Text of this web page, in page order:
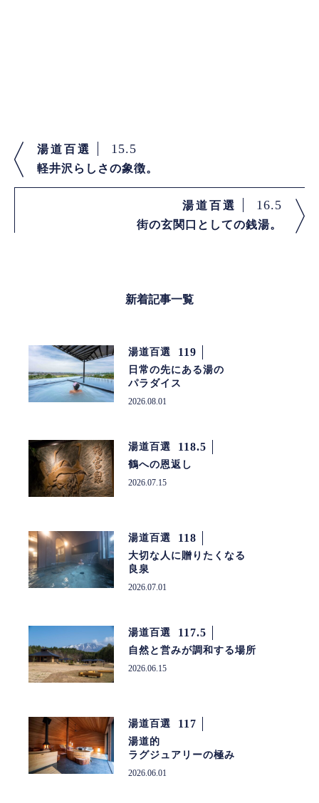
湯道百選 15.5
軽井沢らしさの象徴。
湯道百選 16.5
街の玄関口としての銭湯。
新着記事一覧
湯道百選 119
日常の先にある湯の
パラダイス
2026.08.01
湯道百選 118.5
鶴への恩返し
2026.07.15
湯道百選 118
大切な人に贈りたくなる
良泉
2026.07.01
湯道百選 117.5
自然と営みが調和する場所
2026.06.15
湯道百選 117
湯道的
ラグジュアリーの極み
2026.06.01